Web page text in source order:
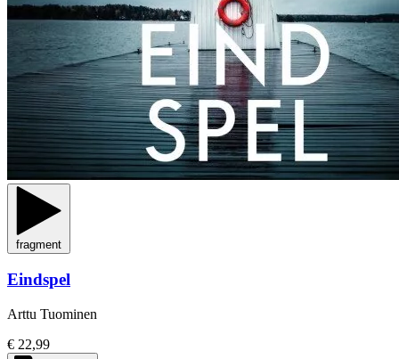
fragment
Eindspel
Arttu Tuominen
€ 22,99